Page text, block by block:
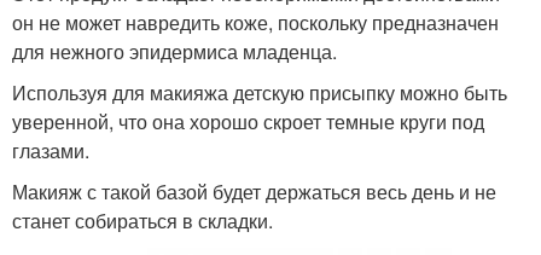
он не может навредить коже, поскольку предназначен
для нежного эпидермиса младенца.
Используя для макияжа детскую присыпку можно быть
уверенной, что она хорошо скроет темные круги под
глазами.
Макияж с такой базой будет держаться весь день и не
станет собираться в складки.